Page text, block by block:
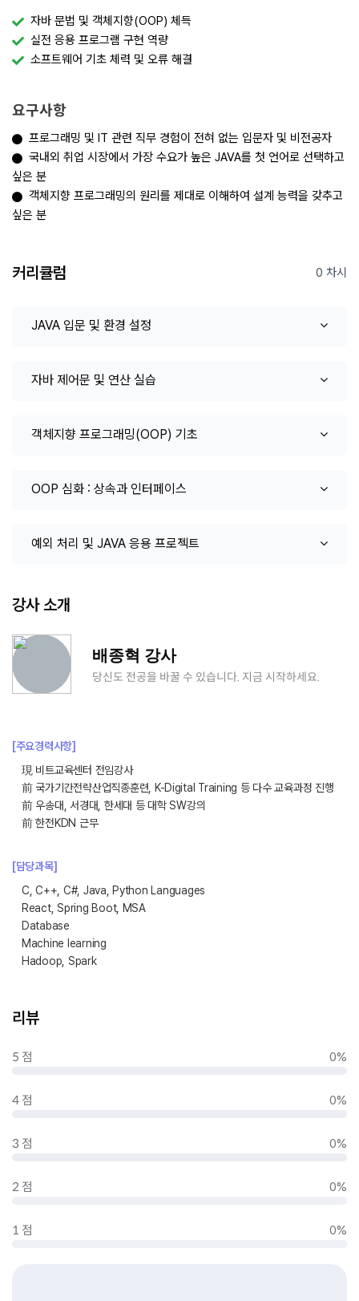
자바 문법 및 객체지향(OOP) 체득
실전 응용 프로그램 구현 역량
소프트웨어 기초 체력 및 오류 해결
요구사항
프로그래밍 및 IT 관련 직무 경험이 전혀 없는 입문자 및 비전공자
국내외 취업 시장에서 가장 수요가 높은 JAVA를 첫 언어로 선택하고
싶은 분
객체지향 프로그래밍의 원리를 제대로 이해하여 설계 능력을 갖추고
싶은 분
커리큘럼 0 차시
JAVA 입문 및 환경 설정
자바 제어문 및 연산 실습
객체지향 프로그래밍(OOP) 기초
OOP 심화 : 상속과 인터페이스
예외 처리 및 JAVA 응용 프로젝트
강사 소개
배종혁 강사
당신도 전공을 바꿀 수 있습니다. 지금 시작하세요.
[주요경력사항]
現 비트교육센터 전임강사
前 국가기간전략산업직종훈련, K-Digital Training 등 다수 교육과정 진행
前 우송대, 서경대, 한세대 등 대학 SW강의
前 한전KDN 근무
[담당과목]
C, C++, C#, Java, Python Languages
React, Spring Boot, MSA
Database
Machine learning
Hadoop, Spark
리뷰
5 점 0%
4 점 0%
3 점 0%
2 점 0%
1 점 0%